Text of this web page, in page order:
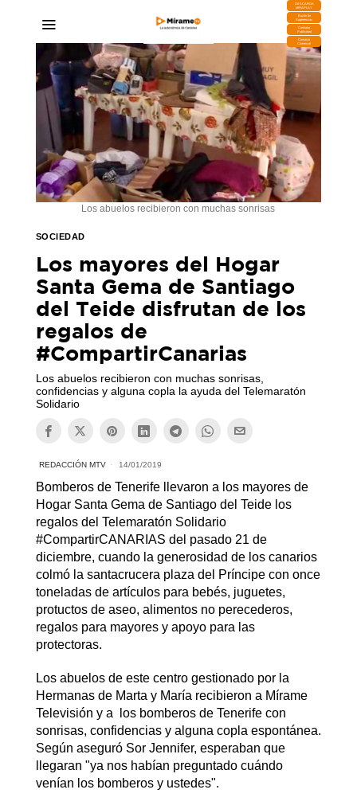
DESCARGA
MIRAPLAY
Buzón de
Sugerencias
Contratar
Publicidad
Contacto
Comercial
Los abuelos recibieron con muchas sonrisas
SOCIEDAD
Los mayores del Hogar
Santa Gema de Santiago
del Teide disfrutan de los
regalos de
#CompartirCanarias
Los abuelos recibieron con muchas sonrisas,
confidencias y alguna copla la ayuda del Telemaratón
Solidario
REDACCIÓN MTV 14/01/2019
Bomberos de Tenerife llevaron a los mayores de
Hogar Santa Gema de Santiago del Teide los
regalos del Telemaratón Solidario
#CompartirCANARIAS del pasado 21 de
diciembre, cuando la generosidad de los canarios
colmó la santacrucera plaza del Príncipe con once
toneladas de artículos para bebés, juguetes,
protuctos de aseo, alimentos no perecederos,
regalos para mayores y apoyo para las
protectoras.
Los abuelos de este centro gestionado por la
Hermanas de Marta y María recibieron a Mírame
Televisión y a los bomberos de Tenerife con
sonrisas, confidencias y alguna copla espontánea.
Según aseguró Sor Jennifer, esperaban que
llegaran "ya nos habían preguntado cuándo
venían los bomberos y ustedes".